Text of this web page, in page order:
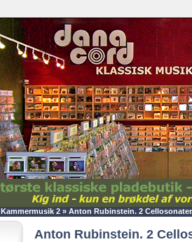
Kammermusik 2 » Anton Rubinstein. 2
Anton Rubinstein. 2